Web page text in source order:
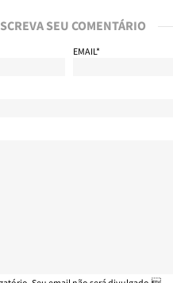
SEU COMENTÁRIO
EMAIL*